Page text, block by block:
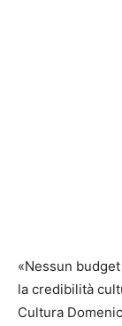
«Nessun
la credibilità
Cultura